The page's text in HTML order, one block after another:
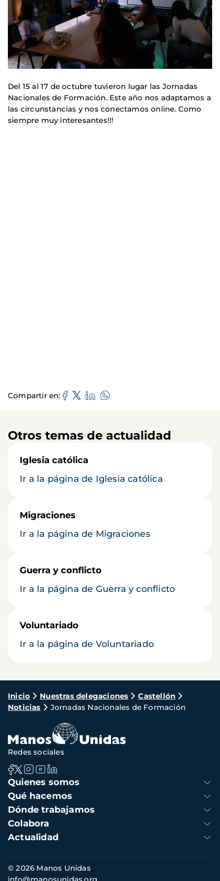
Del 15 al 17 de octubre tuvieron lugar las Jornadas
Nacionales de Formación. Este año nos adaptamos a
las circunstancias y nos conectamos online. Como
siempre muy interesantes!!!
Compartir en
Otros temas de actualidad
Iglesia católica
Ir a la página de Iglesia católica
Migraciones
Ir a la página de Migraciones
Guerra y conflicto
Ir a la página de Guerra y conflicto
Voluntariado
Ir a la página de Voluntariado
Ruta
de
navegación
Inicio Nuestras delegaciones
Castellón
Noticias
Jornadas Nacionales de Formación
Navegación
principal
Quienes somos
Qué hacemos
Dónde trabajamos
Colabora
Actualidad
Redes sociales
Información
de
© 2026 Manos Unidas